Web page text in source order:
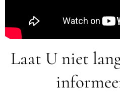
Laat U niet